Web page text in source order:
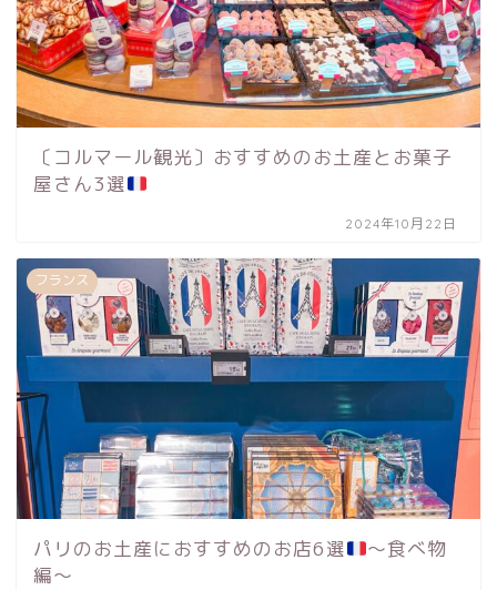
〔コルマール観光〕おすすめのお土産とお菓子
屋さん3選
2024年10月22日
フランス
パリのお土産におすすめのお店6選
〜食べ物
編〜